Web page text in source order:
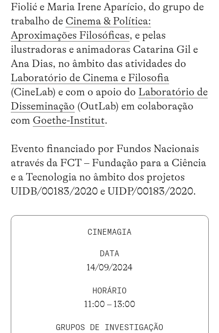
Fiolić e Maria Irene Aparício, do grupo de
trabalho de Cinema & Política:
Aproximações Filosóficas, e pelas
ilustradoras e animadoras Catarina Gil e
Ana Dias, no âmbito das atividades do
Laboratório de Cinema e Filosofia
(CineLab) e com o apoio do Laboratório de
Disseminação (OutLab) em colaboração
com Goethe-Institut.
Evento financiado por Fundos Nacionais
através da FCT – Fundação para a Ciência
e a Tecnologia no âmbito dos projetos
UIDB/00183/2020 e UIDP/00183/2020.
CINEMAGIA
DATA
14/09/2024
HORÁRIO
11:00 – 13:00
GRUPOS DE INVESTIGAÇÃO